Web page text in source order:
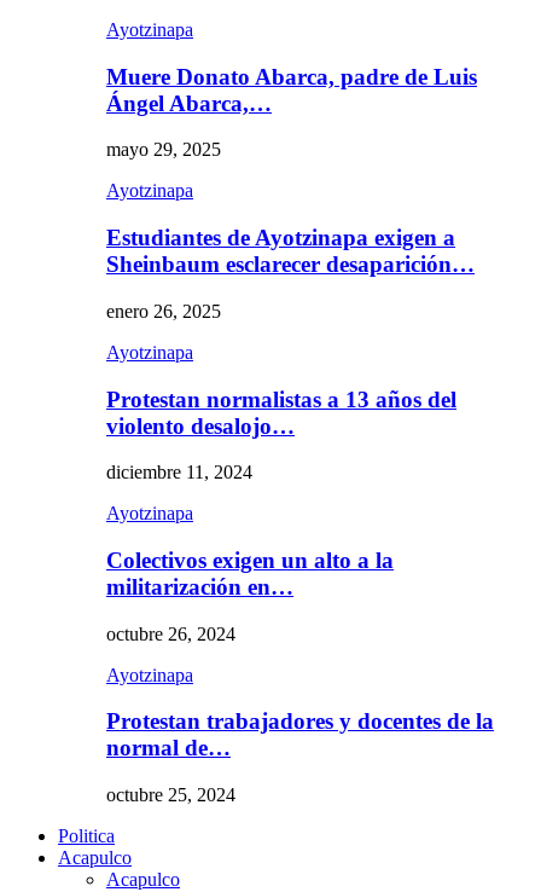
Ayotzinapa
Muere Donato Abarca, padre de Luis
Ángel Abarca,…
mayo 29, 2025
Ayotzinapa
Estudiantes de Ayotzinapa exigen a
Sheinbaum esclarecer desaparición…
enero 26, 2025
Ayotzinapa
Protestan normalistas a 13 años del
violento desalojo…
diciembre 11, 2024
Ayotzinapa
Colectivos exigen un alto a la
militarización en…
octubre 26, 2024
Ayotzinapa
Protestan trabajadores y docentes de la
normal de…
octubre 25, 2024
Politica
Acapulco
Acapulco